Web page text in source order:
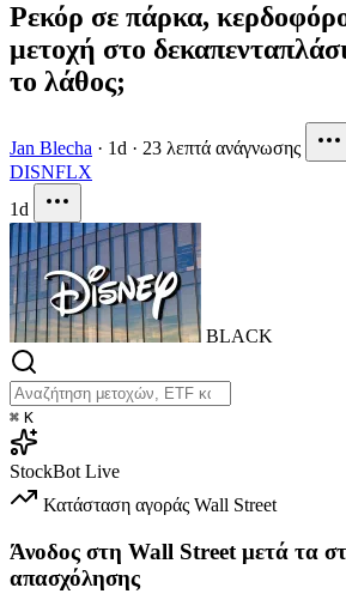
Ρεκόρ σε πάρκα,
μετοχή στο
το λάθος;
Jan Blecha · 1d · 23 λεπτά ανάγνωσης
DISNFLX
1d
BLACK
⌘ K
StockBot Live
Κατάσταση αγοράς Wall Street
Άνοδος στη Wall Street μετά τα
απασχόλησης